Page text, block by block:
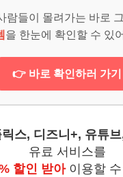
람들이 몰려가는 바로
을 한눈에 확인할 수 있
👉 바로 확인하러 가기
릭스, 디즈니+, 유튜
유료 서비스를
할인 받아이용할 수